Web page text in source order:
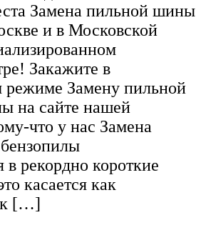
Замена пильной шины
и в Московской
Закажите в
режиме Замену пильной
на сайте нашей
что у нас Замена
в рекордно короткие
касается как
[…]